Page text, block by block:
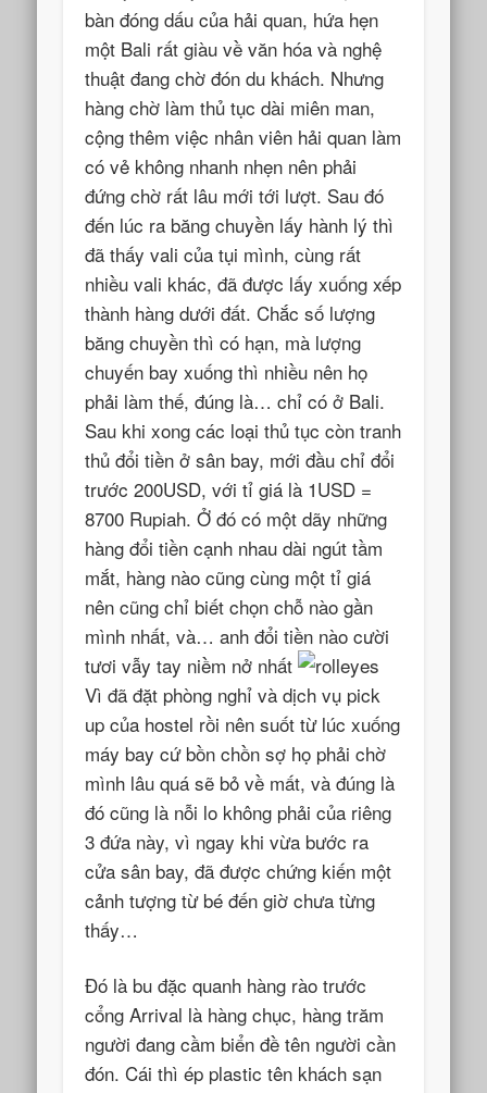
bàn đóng dấu của hải quan, hứa hẹn
một Bali rất giàu về văn hóa và nghệ
thuật đang chờ đón du khách. Nhưng
hàng chờ làm thủ tục dài miên man,
cộng thêm việc nhân viên hải quan làm
có vẻ không nhanh nhẹn nên phải
đứng chờ rất lâu mới tới lượt. Sau đó
đến lúc ra băng chuyền lấy hành lý thì
đã thấy vali của tụi mình, cùng rất
nhiều vali khác, đã được lấy xuống xếp
thành hàng dưới đất. Chắc số lượng
băng chuyền thì có hạn, mà lượng
chuyến bay xuống thì nhiều nên họ
phải làm thế, đúng là… chỉ có ở Bali.
Sau khi xong các loại thủ tục còn tranh
thủ đổi tiền ở sân bay, mới đầu chỉ đổi
trước 200USD, với tỉ giá là 1USD =
8700 Rupiah. Ở đó có một dãy những
hàng đổi tiền cạnh nhau dài ngút tầm
mắt, hàng nào cũng cùng một tỉ giá
nên cũng chỉ biết chọn chỗ nào gần
mình nhất, và… anh đổi tiền nào cười
tươi vẫy tay niềm nở nhất
Vì đã đặt phòng nghỉ và dịch vụ pick
up của hostel rồi nên suốt từ lúc xuống
máy bay cứ bồn chồn sợ họ phải chờ
mình lâu quá sẽ bỏ về mất, và đúng là
đó cũng là nỗi lo không phải của riêng
3 đứa này, vì ngay khi vừa bước ra
cửa sân bay, đã được chứng kiến một
cảnh tượng từ bé đến giờ chưa từng
thấy…
Đó là bu đặc quanh hàng rào trước
cổng Arrival là hàng chục, hàng trăm
người đang cầm biển đề tên người cần
đón. Cái thì ép plastic tên khách sạn